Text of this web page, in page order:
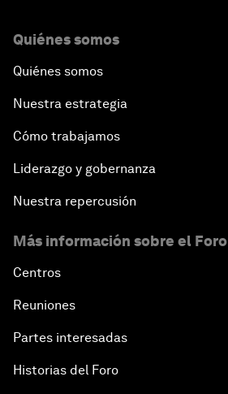
Quiénes somos
Quiénes somos
Nuestra estrategia
Cómo trabajamos
Liderazgo y gobernanza
Nuestra repercusión
Más información sobre el Foro
Centros
Reuniones
Partes interesadas
Historias del Foro